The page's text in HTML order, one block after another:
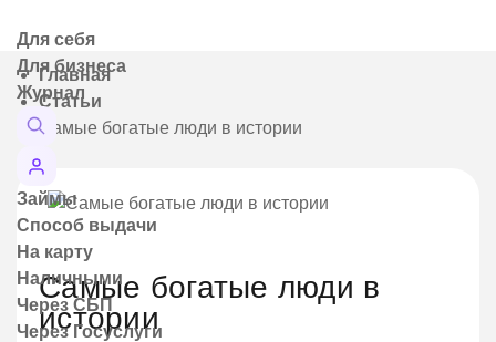
Для себя
Для бизнеса
Журнал
Займы
Способ выдачи
На карту
Наличными
Через СБП
Через Госуслуги
Главная
Статьи
Самые богатые люди в истории
Самые богатые люди в
истории